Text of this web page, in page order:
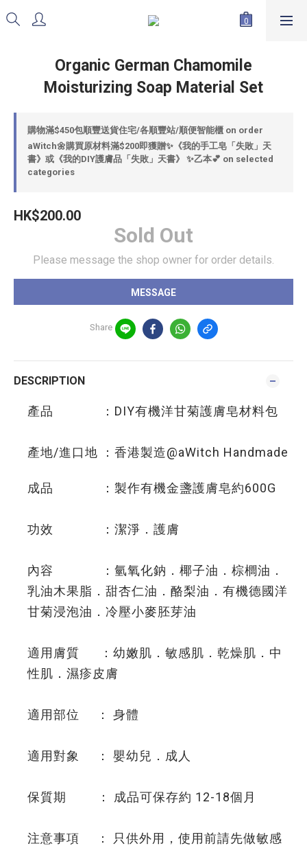
Organic German Chamomile
Moisturizing Soap Material Set
購物滿$450包順豐送貨住宅/各順豐站/順便智能櫃 on order
aWitch🌼購買原材料滿$200即獲贈✨《我的手工皂「失敗」天
書》或《我的DIY護膚品「失敗」天書》 ✨乙本💕 on selected
categories
HK$200.00
Sold Out
Please message the shop owner for order details.
MESSAGE
Share
DESCRIPTION
產品 ：DIY有機洋甘菊護膚皂材料包
產地/進口地 ：香港製造@aWitch Handmade
成品 ：製作有機金盞護膚皂約600G
功效 ：潔淨．護膚
內容 ：氫氧化鈉．椰子油．棕櫚油．
乳油木果脂．甜杏仁油．酪梨油．有機德國洋
甘菊浸泡油．冷壓小麥胚芽油
適用膚質 ：幼嫩肌．敏感肌．乾燥肌．中
性肌．濕疹皮膚
適用部位 ： 身體
適用對象 ： 嬰幼兒．成人
保質期 ： 成品可保存約 12-18個月
注意事項 ： 只供外用，使用前請先做敏感